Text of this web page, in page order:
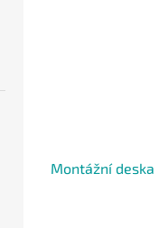
Montážní deska